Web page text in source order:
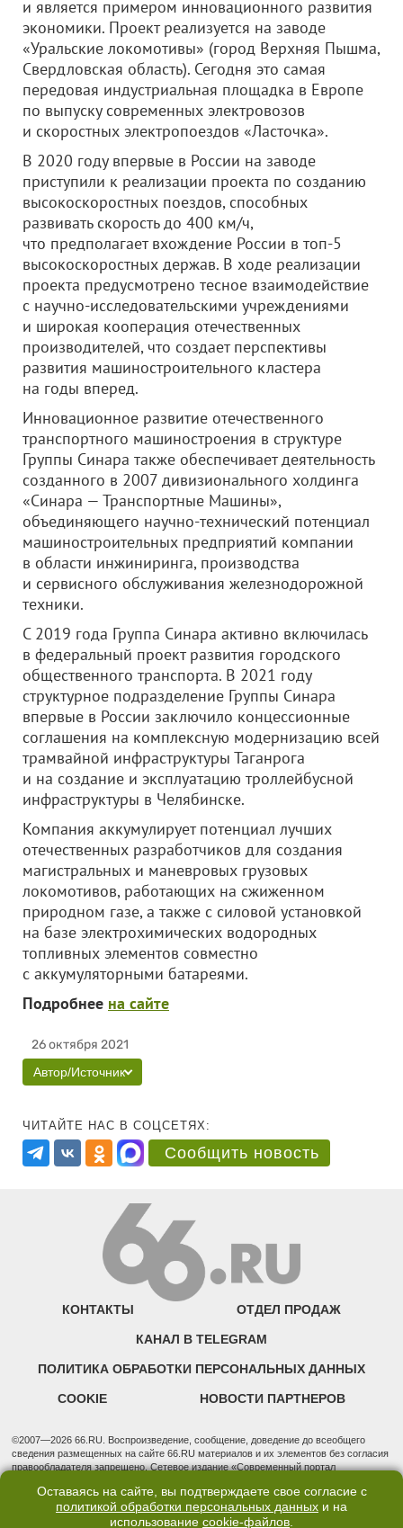
и является примером инновационного развития
экономики. Проект реализуется на заводе
«Уральские локомотивы» (город Верхняя Пышма,
Свердловская область). Сегодня это самая
передовая индустриальная площадка в Европе
по выпуску современных электровозов
и скоростных электропоездов «Ласточка».
В 2020 году впервые в России на заводе
приступили к реализации проекта по созданию
высокоскоростных поездов, способных
развивать скорость до 400 км/ч,
что предполагает вхождение России в топ-5
высокоскоростных держав. В ходе реализации
проекта предусмотрено тесное взаимодействие
с научно-исследовательскими учреждениями
и широкая кооперация отечественных
производителей, что создает перспективы
развития машиностроительного кластера
на годы вперед.
Инновационное развитие отечественного
транспортного машиностроения в структуре
Группы Синара также обеспечивает деятельность
созданного в 2007 дивизионального холдинга
«Синара — Транспортные Машины»,
объединяющего научно-технический потенциал
машиностроительных предприятий компании
в области инжиниринга, производства
и сервисного обслуживания железнодорожной
техники.
С 2019 года Группа Синара активно включилась
в федеральный проект развития городского
общественного транспорта. В 2021 году
структурное подразделение Группы Синара
впервые в России заключило концессионные
соглашения на комплексную модернизацию всей
трамвайной инфраструктуры Таганрога
и на создание и эксплуатацию троллейбусной
инфраструктуры в Челябинске.
Компания аккумулирует потенциал лучших
отечественных разработчиков для создания
магистральных и маневровых грузовых
локомотивов, работающих на сжиженном
природном газе, а также с силовой установкой
на базе электрохимических водородных
топливных элементов совместно
с аккумуляторными батареями.
Подробнее на сайте
26 октября 2021
Автор/Источник
ЧИТАЙТЕ НАС В СОЦСЕТЯХ:
Сообщить новость
КОНТАКТЫ ОТДЕЛ ПРОДАЖ
КАНАЛ В TELEGRAM
ПОЛИТИКА ОБРАБОТКИ ПЕРСОНАЛЬНЫХ ДАННЫХ
COOKIE НОВОСТИ ПАРТНЕРОВ
©2007—2026 66.RU. Воспроизведение, сообщение, доведение до всеобщего
сведения размещенных на сайте 66.RU материалов и их элементов без согласия
правообладателя запрещено. Сетевое издание «Современный портал
надзору в сфере связи, информационных технологий и массовых коммуникаций
(Роскомнадзор). Регистрационный номер ЭЛ № ФС 77 - 76634 от 02.09.2019
Учредитель: Общество с ограниченной ответственностью "66.ру". Юридический
Оставаясь на сайте, вы подтверждаете свое согласие с
политикой обработки персональных данных и на
использование cookie-файлов.